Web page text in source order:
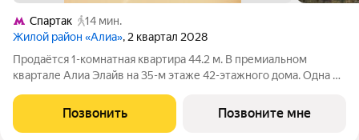
Спартак
14 мин.
Жилой район «Алиа», 2 квартал 2028
Продаётся 1-комнатная квартира 44.2 м. В премиальном
квартале Алиа Элайв на 35-м этаже 42-этажного дома. Одна из
премиальный квартал Алиа Элайв. Это две башни LIGHTHOUSE
от бюро APEX на первой
Позвонить Позвоните мне